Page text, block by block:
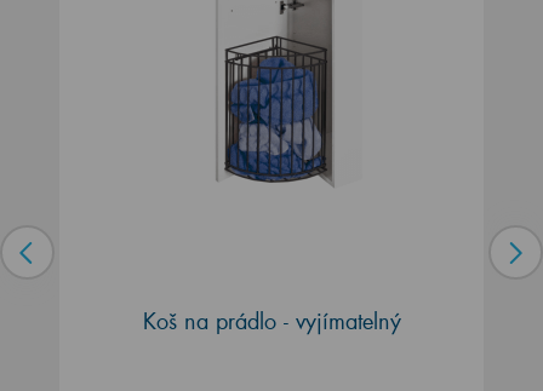
Koš na prádlo - vyjímatelný